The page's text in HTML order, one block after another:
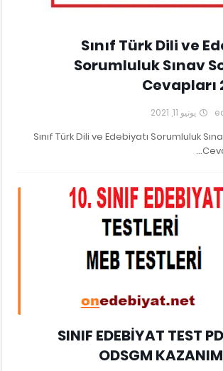
9. Sınıf Türk Dili ve
Sorumluluk Sınav
Cevapları
يونيو 11, 2021
9. Sınıf Türk Dili ve Edebiyatı Sorumluluk
10. SINIF EDEBİYAT TEST
ODSGM KAZANIM